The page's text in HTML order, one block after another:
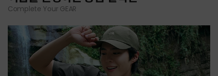
Complete Your GEAR